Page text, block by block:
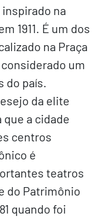
na
1911. É um dos
na Praça
um
do país.
da elite
a cidade
centros
é
teatros
do Patrimônio
quando foi